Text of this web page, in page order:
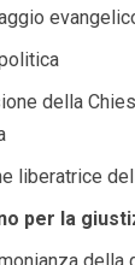
della
liberatrice
per la